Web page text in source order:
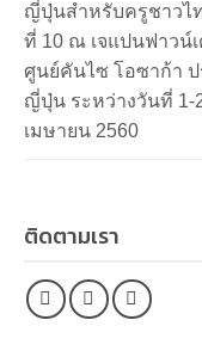
ญี่ปุ่นสำหรับครูชาวไ
ที่ 10 ณ เจแปนฟาวน์
ศูนย์คันไซ โอซาก้า ป
ญี่ปุ่น ระหว่างวันที่ 1-
เมษายน 2560
ติดตามเรา